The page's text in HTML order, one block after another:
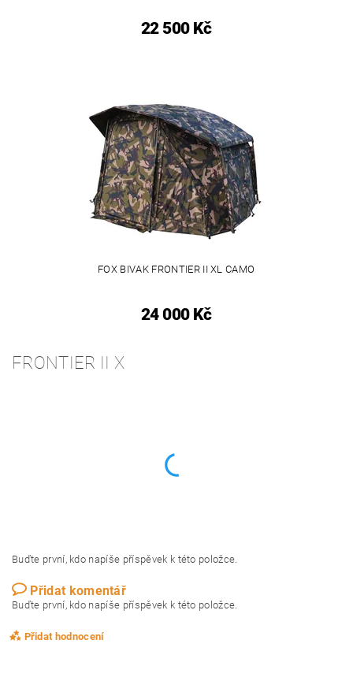
22 500 Kč
FOX BIVAK FRONTIER II XL CAMO
24 000 Kč
FRONTIER II X
Buďte první, kdo napíše příspěvek k této položce.
Přidat komentář
Buďte první, kdo napíše příspěvek k této položce.
Přidat hodnocení